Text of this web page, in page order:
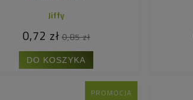
Jiffy
0,72 zł 0,85 zł
DO KOSZYKA
PROMOCJA